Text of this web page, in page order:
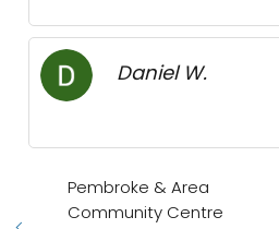
Daniel W.
Pembroke & Area
Community Centre